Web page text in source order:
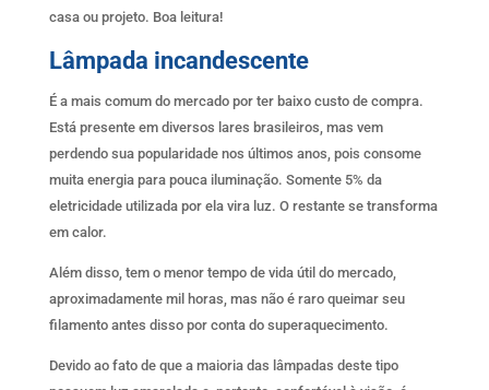
casa ou projeto. Boa leitura!
Lâmpada incandescente
É a mais comum do mercado por ter baixo custo de compra.
Está presente em diversos lares brasileiros, mas vem
perdendo sua popularidade nos últimos anos, pois consome
muita energia para pouca iluminação. Somente 5% da
eletricidade utilizada por ela vira luz. O restante se transforma
em calor.
Além disso, tem o menor tempo de vida útil do mercado,
aproximadamente mil horas, mas não é raro queimar seu
filamento antes disso por conta do superaquecimento.
Devido ao fato de que a maioria das lâmpadas deste tipo